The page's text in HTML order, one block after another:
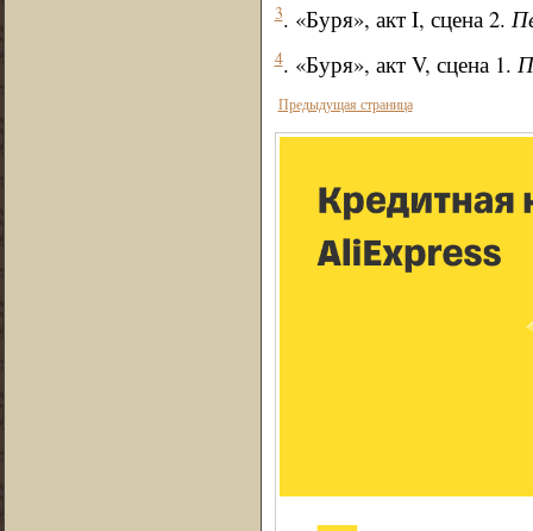
3. «Буря», акт I, сцена 2.
4. «Буря», акт V, сцена 1.
Предыдущая страница